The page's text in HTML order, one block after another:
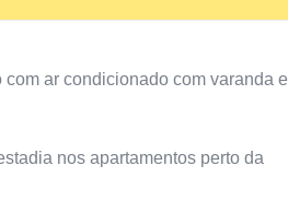
ar condicionado com varanda e
nos apartamentos perto da